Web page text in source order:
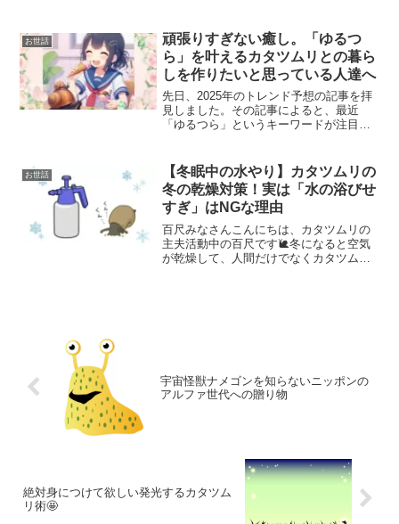
うで、とても微笑ましく感じました✨今
回は、日頃の観察をもとにした「カタツ
ムリの赤ちゃんの寝返り（姿勢変換）」
について紹介します。
お世話
頑張りすぎない癒し。「ゆるつ
ら」を叶えるカタツムリとの暮ら
しを作りたいと思っている人達へ
先日、2025年のトレンド予想の記事を拝
見しました。その記事によると、最近
「ゆるつら」というキーワードが注目を
ながら、「ゆるつら」生活におすすめの
ペットをご紹介します😊
お世話
【冬眠中の水やり】カタツムリの
冬の乾燥対策！実は「水の浴びせ
すぎ」はNGな理由
百尺みなさんこんにちは、カタツムリの
主夫活動中の百尺です🐌冬になると空気
が乾燥して、人間だけでなくカタツムリ
宇宙怪獣ナメゴンを知らないニッポンの
アルファ世代への贈り物
絶対身につけて欲しい発光するカタツム
リ術🤩